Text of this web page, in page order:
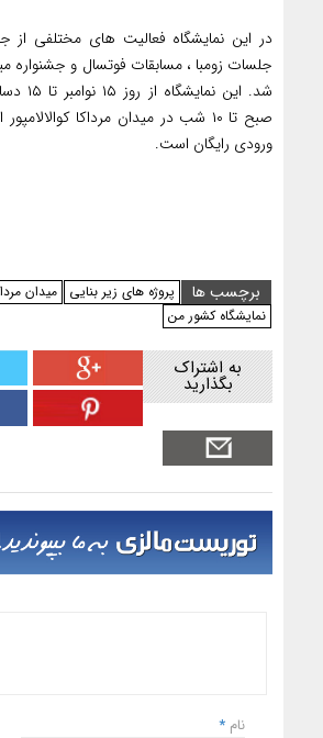
در این نمایشگاه فعالیت های مختلفی از
جلسات زومبا ، مسابقات فوتسال و جشنواره
صبح تا ۱۰ شب در میدان مرداکا
ورودی رایگان است.
برچسب ها پروژه های زیر بنایی
میدان
نمایشگاه کشور من
به اشتراک
بگذارید
نام *